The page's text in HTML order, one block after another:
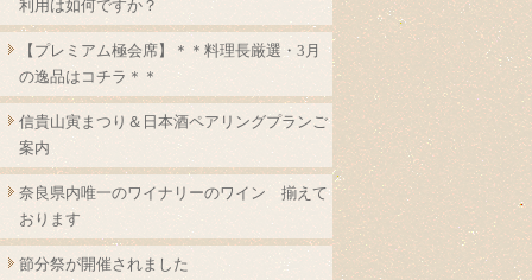
利用は如何ですか？
【プレミアム極会席】＊＊料理長厳選・3月
の逸品はコチラ＊＊
信貴山寅まつり＆日本酒ペアリングプランご
案内
奈良県内唯一のワイナリーのワイン 揃えて
おります
節分祭が開催されました